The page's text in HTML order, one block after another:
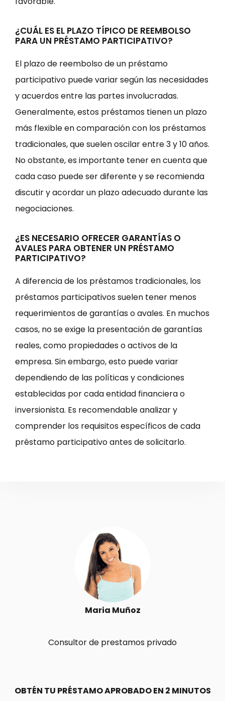
¿CUÁL ES EL PLAZO TÍPICO DE REEMBOLSO
PARA UN PRÉSTAMO PARTICIPATIVO?
El plazo de reembolso de un préstamo
participativo puede variar según las necesidades
y acuerdos entre las partes involucradas.
Generalmente, estos préstamos tienen un plazo
más flexible en comparación con los préstamos
tradicionales, que suelen oscilar entre 3 y 10 años.
No obstante, es importante tener en cuenta que
cada caso puede ser diferente y se recomienda
discutir y acordar un plazo adecuado durante las
negociaciones.
¿ES NECESARIO OFRECER GARANTÍAS O
AVALES PARA OBTENER UN PRÉSTAMO
PARTICIPATIVO?
A diferencia de los préstamos tradicionales, los
préstamos participativos suelen tener menos
requerimientos de garantías o avales. En muchos
casos, no se exige la presentación de garantías
reales, como propiedades o activos de la
empresa. Sin embargo, esto puede variar
dependiendo de las políticas y condiciones
establecidas por cada entidad financiera o
inversionista. Es recomendable analizar y
comprender los requisitos específicos de cada
préstamo participativo antes de solicitarlo.
Maria Muñoz
Consultor de prestamos privado
OBTÉN TU PRÉSTAMO APROBADO EN 2 MINUTOS